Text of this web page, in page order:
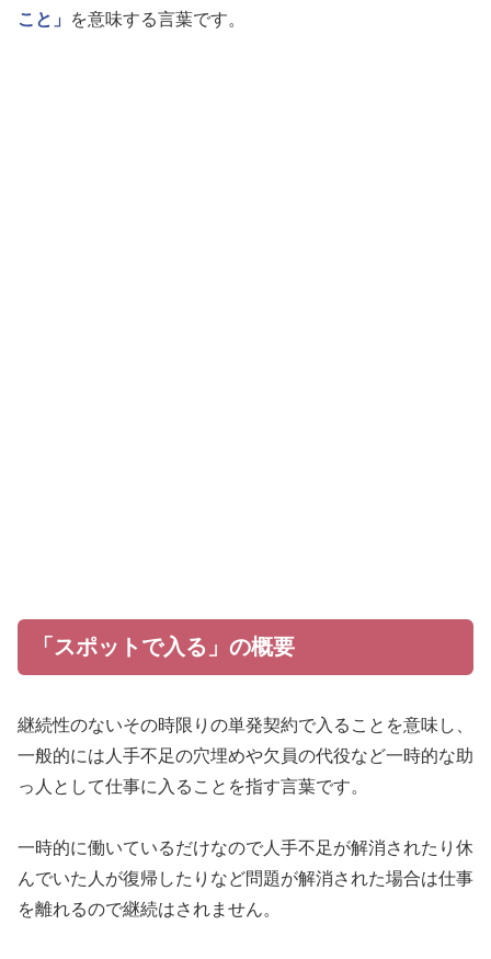
こと」 を意味する言葉です。
「スポットで入る」の概要
継続性のないその時限りの単発契約で入ることを意味し、
一般的には人手不足の穴埋めや欠員の代役など一時的な助
っ人として仕事に入ることを指す言葉です。
一時的に働いているだけなので人手不足が解消されたり休
んでいた人が復帰したりなど問題が解消された場合は仕事
を離れるので継続はされません。